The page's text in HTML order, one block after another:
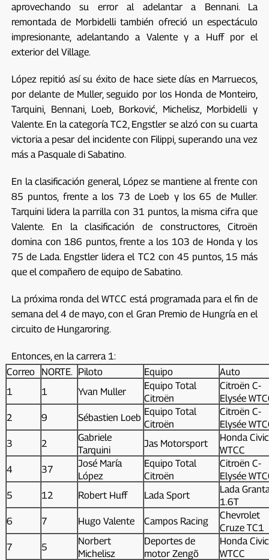
aprovechando su error al adelantar a Bennani. La
remontada de Morbidelli también ofreció un espectáculo
impresionante, adelantando a Valente y a Huff por el
exterior del Village.
López repitió así su éxito de hace siete días en Marruecos,
por delante de Muller, seguido por los Honda de Monteiro,
Tarquini, Bennani, Loeb, Borković, Michelisz, Morbidelli y
Valente. En la categoría TC2, Engstler se alzó con su cuarta
victoria a pesar del incidente con Filippi, superando una vez
más a Pasquale di Sabatino.
En la clasificación general, López se mantiene al frente con
85 puntos, frente a los 73 de Loeb y los 65 de Muller.
Tarquini lidera la parrilla con 31 puntos, la misma cifra que
Valente. En la clasificación de constructores, Citroën
domina con 186 puntos, frente a los 103 de Honda y los
75 de Lada. Engstler lidera el TC2 con 45 puntos, 15 más
que el compañero de equipo de Sabatino.
La próxima ronda del WTCC está programada para el fin de
semana del 4 de mayo, con el Gran Premio de Hungría en el
circuito de Hungaroring.
Entonces, en la carrera 1:
Correo
NORTE. Piloto Equipo
Auto
1
1 Yvan Muller
Equipo Total
Citroën
Citroën C-
Elysée
2
9 Sébastien Loeb
Equipo Total
Citroën
Citroën C-
Elysée
3
2
Gabriele
Tarquini
Jas Motorsport
Honda Civic
WTCC
4
37
José María
López
Equipo Total
Citroën
Citroën C-
Elysée
5
12 Robert Huff Lada Sport
Lada
1.6T
6
7 Hugo Valente Campos Racing
Chevrolet
Cruze TC1
7
5
Norbert
Michelisz
Deportes de
motor Zengõ
Honda Civic
WTCC